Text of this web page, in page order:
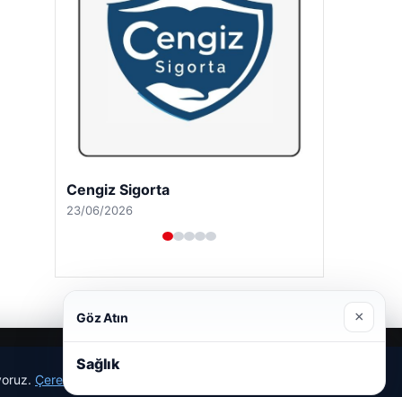
Cengiz Sigorta
23/06/2026
Çerez Politikamız
Göz Atın ×
Sağlık